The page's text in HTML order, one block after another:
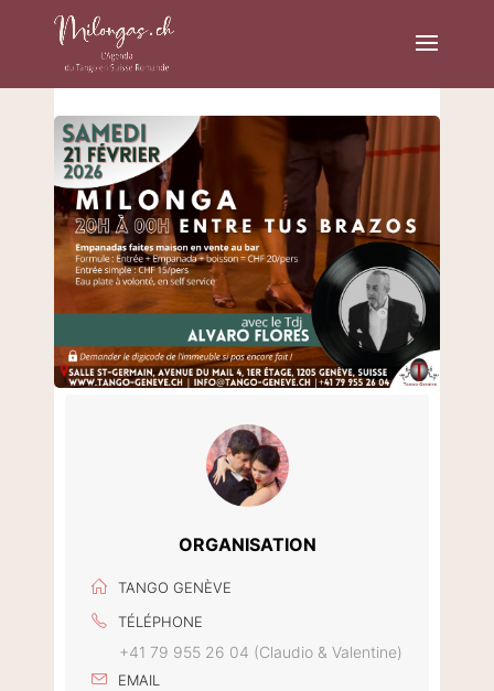
ORGANISATION
TANGO GENÈVE
TÉLÉPHONE
+41 79 955 26 04 (Claudio & Valentine)
EMAIL